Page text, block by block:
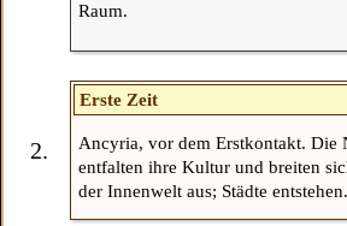
Raum.
2.
Erste Zeit
Ancyria, vor dem Erstkontakt. Die
entfalten ihre Kultur und breiten
der Innenwelt aus; Städte entstehen.